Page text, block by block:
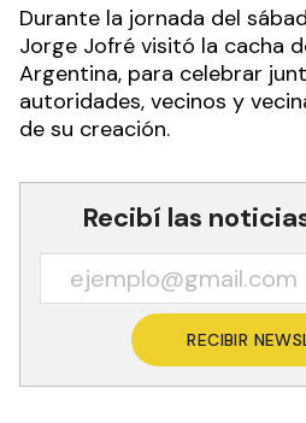
Durante la jornada del
Jorge Jofré visitó la cacha
Argentina, para celebrar
autoridades, vecinos y
de su creación.
Recibí las
RECIBIR